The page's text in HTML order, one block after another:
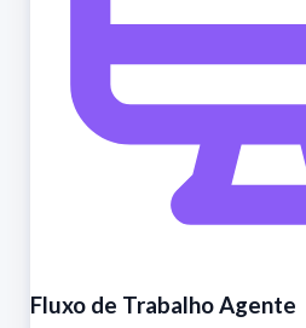
Fluxo de Trabalho Agente